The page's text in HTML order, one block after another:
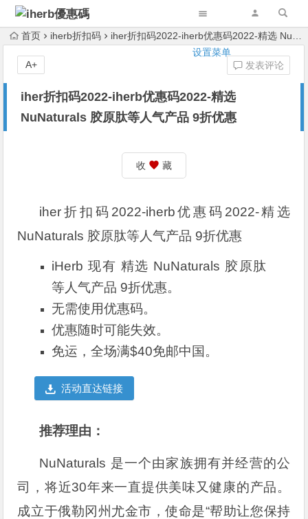
设置菜单
首页 iherb折扣码 iher折扣码2022-iherb优惠码2022-精选 NuNaturals 胶原肽等人气产品 9折优惠
iher折扣码2022-iherb优惠码2022-精选
NuNaturals 胶原肽等人气产品 9折优惠
发表评论
A+
收 藏
iher折扣码2022-iherb优惠码2022-精选
NuNaturals 胶原肽等人气产品 9折优惠
iHerb 现有 精选 NuNaturals 胶原肽
等人气产品 9折优惠。
无需使用优惠码。
优惠随时可能失效。
免运，全场满$40免邮中国。
活动直达链接
推荐理由：
NuNaturals 是一个由家族拥有并经营的公
司，将近30年来一直提供美味又健康的产品。
成立于俄勒冈州尤金市，使命是“帮助让您保持